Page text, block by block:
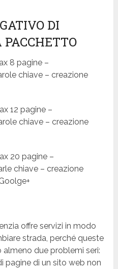
DI
8 pagine –
chiave – creazione
12 pagine –
chiave – creazione
20 pagine –
chiave – creazione
offre servizi in modo
strada, perché queste
due problemi seri:
pagine di un sito web non